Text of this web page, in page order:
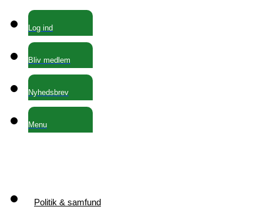
Log ind
Bliv medlem
Nyhedsbrev
Menu
Politik & samfund